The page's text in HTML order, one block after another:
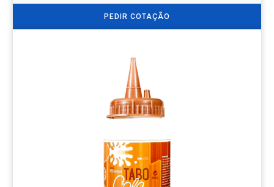
PEDIR COTAÇÃO